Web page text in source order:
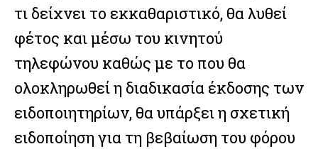
τι δείχνει το εκκαθαριστικό, θα λυθεί
φέτος και μέσω του κινητού
τηλεφώνου καθώς με το που θα
ολοκληρωθεί η διαδικασία έκδοσης των
ειδοποιητηρίων, θα υπάρξει η σχετική
ειδοποίηση για τη βεβαίωση του φόρου